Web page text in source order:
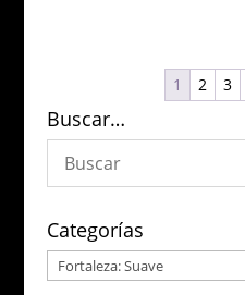
1 2 3
Buscar…
Categorías